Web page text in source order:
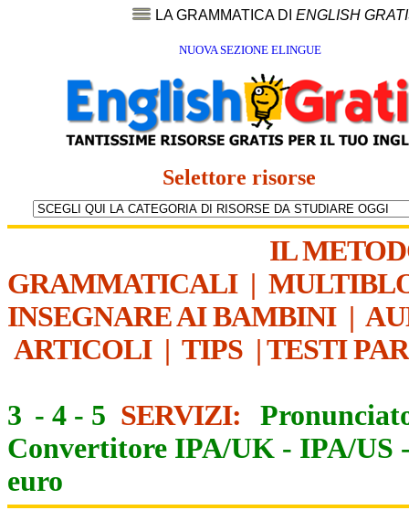
LA GRAMMATICA DI ENGLISH
NUOVA SEZIONE ELINGUE
Selettore risorse
IL
GRAMMATICALI|
INSEGNARE AI BAMBINI|
ARTICOLI| TIPS | TESTI
3 - 4 - 5 SERVIZI:
Convertitore IPA/UK - IPA/US
euro